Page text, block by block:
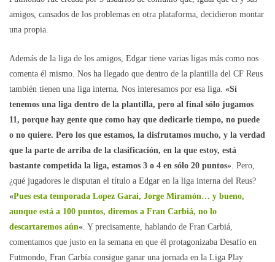
amigos, cansados de los problemas en otra plataforma, decidieron montar
una propia.
Además de la liga de los amigos, Edgar tiene varias ligas más como nos
comenta él mismo. Nos ha llegado que dentro de la plantilla del CF Reus
también tienen una liga interna. Nos interesamos por esa liga. «Sí
tenemos una liga dentro de la plantilla, pero al final sólo jugamos
11, porque hay gente que como hay que dedicarle tiempo, no puede
o no quiere. Pero los que estamos, la disfrutamos mucho, y la verdad
que la parte de arriba de la clasificación, en la que estoy, está
bastante competida la liga, estamos 3 o 4 en sólo 20 puntos» . Pero,
¿qué jugadores le disputan el título a Edgar en la liga interna del Reus?
«Pues esta temporada Lopez Garai, Jorge Miramón… y bueno,
aunque está a 100 puntos, diremos a Fran Carbiá, no lo
descartaremos aún« . Y precisamente, hablando de Fran Carbiá,
comentamos que justo en la semana en que él protagonizaba Desafío en
Futmondo, Fran Carbía consigue ganar una jornada en la Liga Play